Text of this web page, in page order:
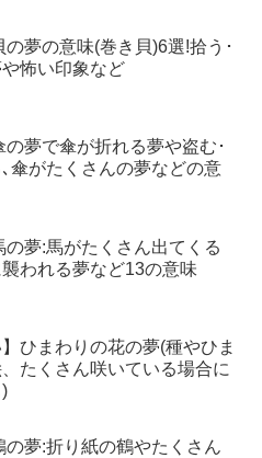
の夢の意味(巻き貝)6選!拾う･
怖い印象など
の夢で傘が折れる夢や盗む･
傘がたくさんの夢などの意
の夢:馬がたくさん出てくる
われる夢など13の意味
】ひまわりの花の夢(種やひま
たくさん咲いている場合に
の夢:折り紙の鶴やたくさん